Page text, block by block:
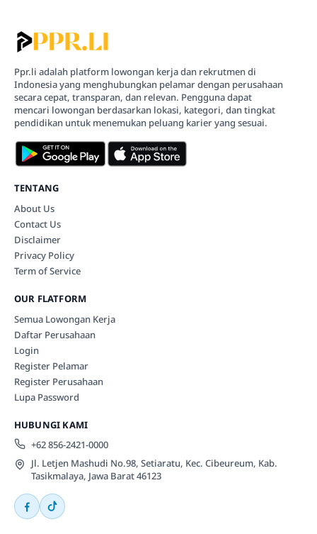
Ppr.li adalah platform lowongan kerja dan rekrutmen di
Indonesia yang menghubungkan pelamar dengan perusahaan
secara cepat, transparan, dan relevan. Pengguna dapat
mencari lowongan berdasarkan lokasi, kategori, dan tingkat
pendidikan untuk menemukan peluang karier yang sesuai.
TENTANG
About Us
Contact Us
Disclaimer
Privacy Policy
Term of Service
OUR FLATFORM
Semua Lowongan Kerja
Daftar Perusahaan
Login
Register Pelamar
Register Perusahaan
Lupa Password
HUBUNGI KAMI
+62 856-2421-0000
Jl. Letjen Mashudi No.98, Setiaratu, Kec. Cibeureum, Kab.
Tasikmalaya, Jawa Barat 46123